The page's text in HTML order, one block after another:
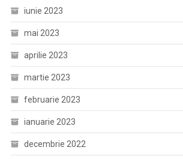
iunie 2023
mai 2023
aprilie 2023
martie 2023
februarie 2023
ianuarie 2023
decembrie 2022